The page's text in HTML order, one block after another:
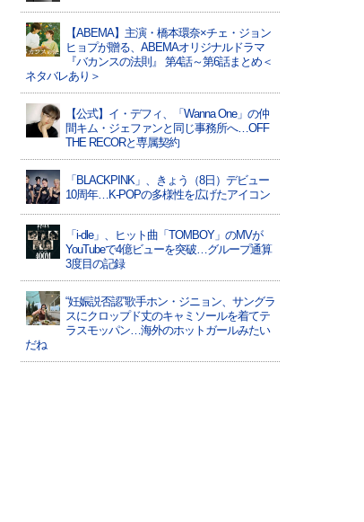
【ABEMA】主演・橋本環奈×チェ・ジョン
ヒョプが贈る、ABEMAオリジナルドラマ
『バカンスの法則』 第4話～第6話まとめ＜
ネタバレあり＞
【公式】イ・デフィ、「Wanna One」の仲
間キム・ジェファンと同じ事務所へ…OFF
THE RECORと専属契約
「BLACKPINK」、きょう（8日）デビュー
10周年…K-POPの多様性を広げたアイコン
「i-dle」、ヒット曲「TOMBOY」のMVが
YouTubeで4億ビューを突破…グループ通算
3度目の記録
“妊娠説否認”歌手ホン・ジニョン、サングラ
スにクロップド丈のキャミソールを着てテ
ラスモッパン…海外のホットガールみたい
だね